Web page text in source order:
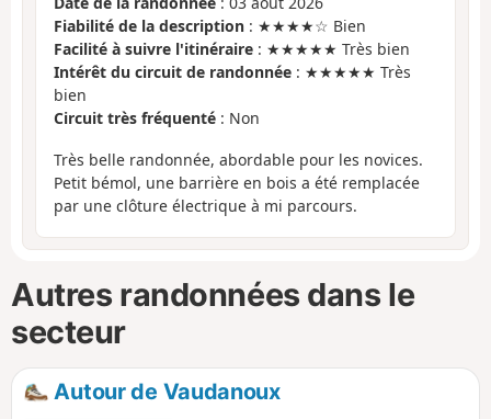
Fiabilité de la description : ★★★★☆ Bien
Facilité à suivre l'itinéraire : ★★★★★ Très bien
Intérêt du circuit de randonnée : ★★★★★ Très
bien
Circuit très fréquenté : Non
Très belle randonnée, abordable pour les novices.
Petit bémol, une barrière en bois a été remplacée
par une clôture électrique à mi parcours.
Autres randonnées dans le
secteur
Autour de Vaudanoux